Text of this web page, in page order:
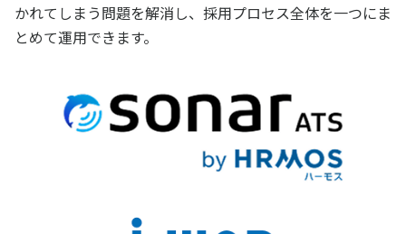
かれてしまう問題を解消し、採用プロセス全体を一つにま
とめて運用できます。